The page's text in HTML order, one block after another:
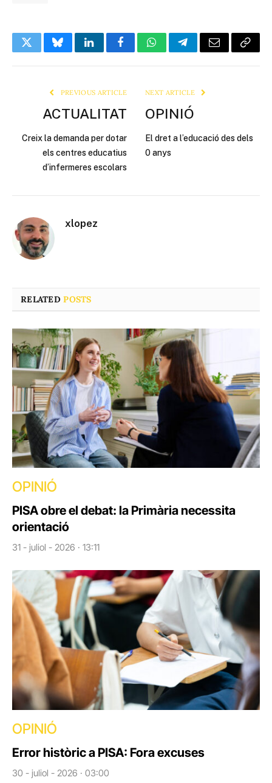
TwitterBlueskyLinkedInFacebookWhatsAppTelegramEmail Copy
PREVIOUS ARTICLE
ACTUALITAT
Creix la demanda per dotar
els centres educatius
d’infermeres escolars
NEXT ARTICLE
OPINIÓ
El dret a l’educació des dels
0 anys
xlopez
RELATEDPOSTS
OPINIÓ
PISA obre el debat: la Primària necessita
orientació
31 - juliol - 2026 · 13:11
OPINIÓ
Error històric a PISA: Fora excuses
30 - juliol - 2026 · 03:00